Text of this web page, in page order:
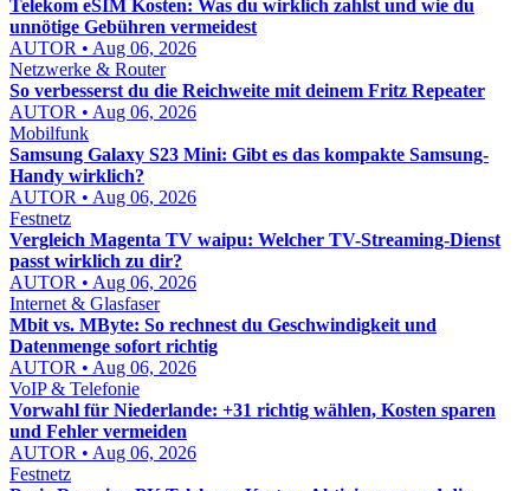
Telekom eSIM Kosten: Was du wirklich zahlst und wie du
unnötige Gebühren vermeidest
AUTOR • Aug 06, 2026
Netzwerke & Router
So verbesserst du die Reichweite mit deinem Fritz Repeater
AUTOR • Aug 06, 2026
Mobilfunk
Samsung Galaxy S23 Mini: Gibt es das kompakte Samsung-
Handy wirklich?
AUTOR • Aug 06, 2026
Festnetz
Vergleich Magenta TV waipu: Welcher TV-Streaming-Dienst
passt wirklich zu dir?
AUTOR • Aug 06, 2026
Internet & Glasfaser
Mbit vs. MByte: So rechnest du Geschwindigkeit und
Datenmenge sofort richtig
AUTOR • Aug 06, 2026
VoIP & Telefonie
Vorwahl für Niederlande: +31 richtig wählen, Kosten sparen
und Fehler vermeiden
AUTOR • Aug 06, 2026
Festnetz